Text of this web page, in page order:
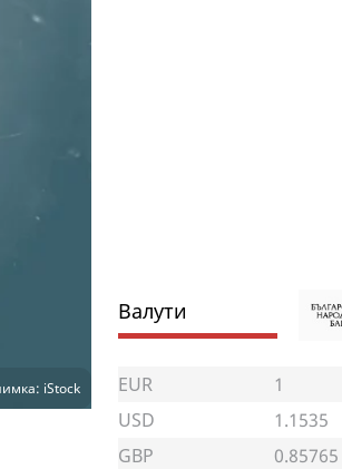
iStock
Валути
EUR 1
USD
1.1535
GBP
0.85765